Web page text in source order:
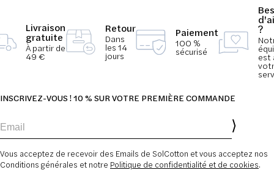
Livraison
gratuite
À partir de
49 €
Retour
Dans
les 14
jours
Paiement
100 %
sécurisé
?
est
INSCRIVEZ-VOUS ! 10 % SUR VOTRE PREMIÈRE COMMANDE
Vous acceptez de recevoir des Emails de SolCotton et vous acceptez nos
Conditions générales et notre Politique de confidentialité et de cookies.